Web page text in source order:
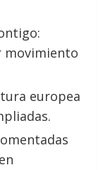
movimiento
europea